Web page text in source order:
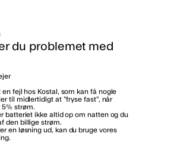
du problemet med
en fejl hos Kostal, som kan få nogle
til midlertidigt at ”fryse fast”, når
strøm.
batteriet ikke altid op om natten og du
den billige strøm.
en løsning ud, kan du bruge vores